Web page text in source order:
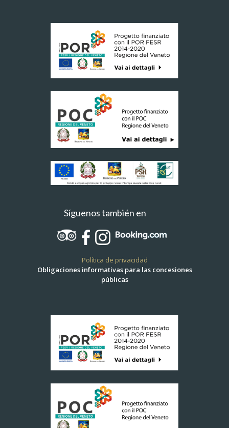
Síguenos también en
Política de privacidad
Obligaciones informativas para las concesiones
públicas